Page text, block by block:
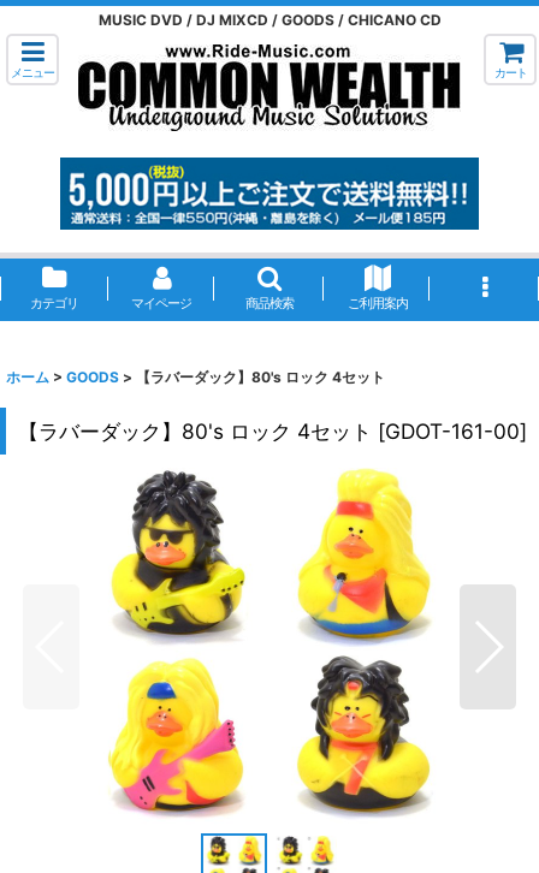
MUSIC DVD / DJ MIXCD / GOODS / CHICANO CD
メニュー カート
カテゴリ マイページ 商品検索 ご利用案内
ホーム > GOODS > 【ラバーダック】80's ロック 4セット
【ラバーダック】80's ロック 4セット [GDOT-161-00]